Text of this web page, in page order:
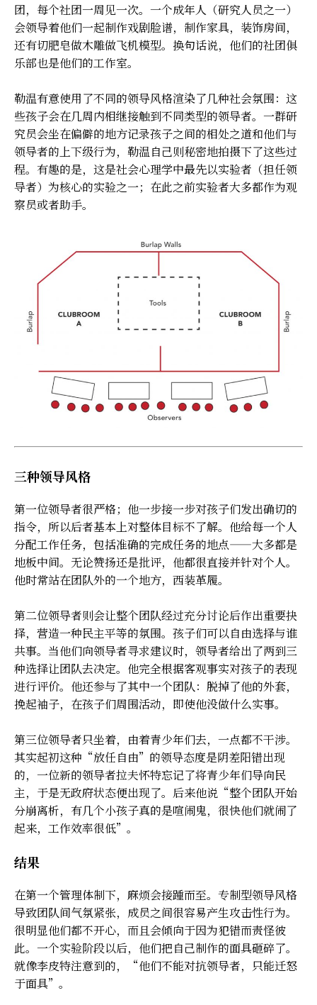
团，每个社团一周见一次。一个成年人（研究人员之一）
会领导着他们一起制作戏剧脸谱，制作家具，装饰房间，
还有切肥皂做木雕做飞机模型。换句话说，他们的社团俱
乐部也是他们的工作室。
勒温有意使用了不同的领导风格渲染了几种社会氛围：这
些孩子会在几周内相继接触到不同类型的领导者。一群研
究员会坐在偏僻的地方记录孩子之间的相处之道和他们与
领导者的上下级行为，勒温自己则秘密地拍摄下了这些过
程。有趣的是，这是社会心理学中最先以实验者（担任领
导者）为核心的实验之一；在此之前实验者大多都作为观
察员或者助手。
三种领导风格
第一位领导者很严格；他一步接一步对孩子们发出确切的
指令，所以后者基本上对整体目标不了解。他给每一个人
分配工作任务，包括准确的完成任务的地点——大多都是
地板中间。无论赞扬还是批评，他都很直接并针对个人。
他时常站在团队外的一个地方，西装革履。
第二位领导者则会让整个团队经过充分讨论后作出重要抉
择，营造一种民主平等的氛围。孩子们可以自由选择与谁
共事。当他们向领导者寻求建议时，领导者给出了两到三
种选择让团队去决定。他完全根据客观事实对孩子的表现
进行评价。他还参与了其中一个团队：脱掉了他的外套，
挽起袖子，在孩子们周围活动，即使他没做什么实事。
第三位领导者只坐着，由着青少年们去，一点都不干涉。
其实起初这种“放任自由”的领导态度是阴差阳错出现
的，一位新的领导者拉夫怀特忘记了将青少年们导向民
主，于是无政府状态便出现了。后来他说“整个团队开始
分崩离析，有几个小孩子真的是喧闹鬼，很快他们就闹了
起来，工作效率很低”。
结果
在第一个管理体制下，麻烦会接踵而至。专制型领导风格
导致团队间气氛紧张，成员之间很容易产生攻击性行为。
很明显他们都不开心，而且会倾向于因为犯错而责怪彼
此。一个实验阶段以后，他们把自己制作的面具砸碎了。
就像李皮特注意到的，“他们不能对抗领导者，只能迁怒
于面具”。